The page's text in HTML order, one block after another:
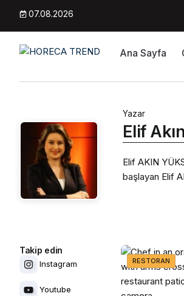
07.08.2026
Ana Sayfa
Yazar
Elif
Elif AKIN
başlayan Elif
Takip edin
Instagram
Youtube
RESTORAN